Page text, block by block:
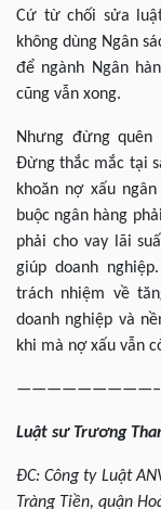
Cứ từ chối sửa
không dùng Ngân
để ngành Ngân
cũng vẫn xong.
Nhưng đừng
Đừng thắc mắc tại
khoăn nợ xấu
buộc ngân hàng
phải cho vay lãi
giúp doanh
trách nhiệm về
doanh nghiệp và
khi mà nợ xấu vẫn
—————————–
Luật sư Trương
ĐC:Công ty Luật
Tràng Tiền, quận